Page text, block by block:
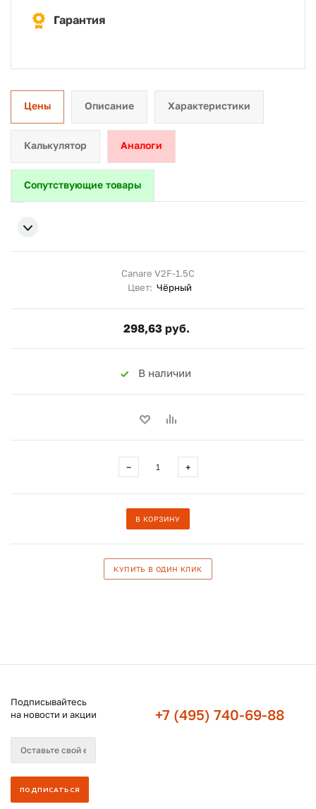
Гарантия
Цены Описание Характеристики
Калькулятор Аналоги
Сопутствующие товары
Canare V2F-1.5C
Цвет: Чёрный
298,63 руб.
В наличии
− +
В КОРЗИНУ
КУПИТЬ В ОДИН КЛИК
Подписывайтесь
на новости и акции
+7 (495) 740-69-88